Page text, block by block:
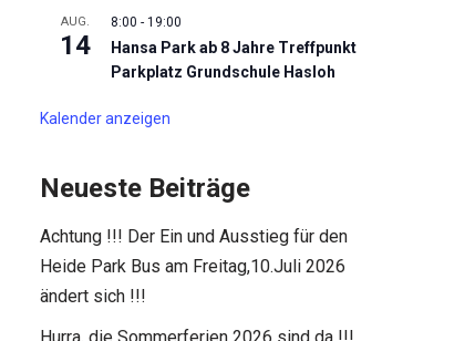
AUG.
14
8:00 - 19:00
Hansa Park ab 8 Jahre Treffpunkt
Parkplatz Grundschule Hasloh
Kalender anzeigen
Neueste Beiträge
Achtung !!! Der Ein und Ausstieg für den
Heide Park Bus am Freitag,10.Juli 2026
ändert sich !!!